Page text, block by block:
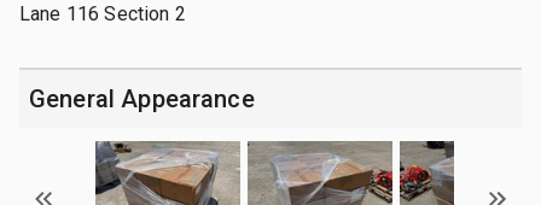
Lane 116 Section 2
General Appearance